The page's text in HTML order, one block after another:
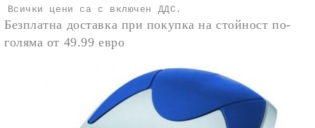
Всички цени са с включен ДДС.
Безплатна доставка при покупка на стойност по-
голяма от 49.99 евро